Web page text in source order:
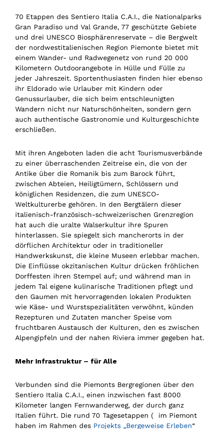
70 Etappen des Sentiero Italia C.A.I., die Nationalparks
Gran Paradiso und Val Grande, 77 geschützte Gebiete
und drei UNESCO Biosphärenreservate – die Bergwelt
der nordwestitalienischen Region Piemonte bietet mit
einem Wander- und Radwegenetz von rund 20 000
Kilometern Outdoorangebote in Hülle und Fülle zu
jeder Jahreszeit. Sportenthusiasten finden hier ebenso
ihr Eldorado wie Urlauber mit Kindern oder
Genussurlauber, die sich beim entschleunigten
Wandern nicht nur Naturschönheiten, sondern gern
auch authentische Gastronomie und Kulturgeschichte
erschließen.
Mit ihren Angeboten laden die acht Tourismusverbände
zu einer überraschenden Zeitreise ein, die von der
Antike über die Romanik bis zum Barock führt,
zwischen Abteien, Heiligtümern, Schlössern und
königlichen Residenzen, die zum UNESCO-
Weltkulturerbe gehören. In den Bergtälern dieser
italienisch-französisch-schweizerischen Grenzregion
hat auch die uralte Walserkultur ihre Spuren
hinterlassen. Sie spiegelt sich mancherorts in der
dörflichen Architektur oder in traditioneller
Handwerkskunst, die kleine Museen erlebbar machen.
Die Einflüsse okzitanischen Kultur drücken fröhlichen
Dorffesten ihren Stempel auf; und während man in
jedem Tal eigene kulinarische Traditionen pflegt und
den Gaumen mit hervorragenden lokalen Produkten
wie Käse- und Wurstspezialitäten verwöhnt, künden
Rezepturen und Zutaten mancher Speise vom
fruchtbaren Austausch der Kulturen, den es zwischen
Alpengipfeln und der nahen Riviera immer gegeben hat.
Mehr Infrastruktur – für Alle
Verbunden sind die Piemonts Bergregionen über den
Sentiero Italia C.A.I., einen inzwischen fast 8000
Kilometer langen Fernwanderweg, der durch ganz
Italien führt. Die rund 70 Tagesetappen ( im Piemont
haben im Rahmen des Projekts „Bergeweise Erleben“